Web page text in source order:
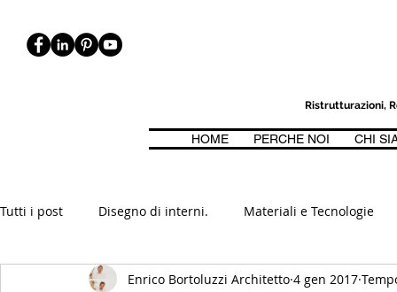
Ristrutturazioni,
HOME PERCHE NOI CHI
Tutti i post Disegno di interni. Materiali e Tecnologie
Passivhaus Efficienza Energetica Piano Casa e
Enrico Bortoluzzi Architetto 4 gen 2017